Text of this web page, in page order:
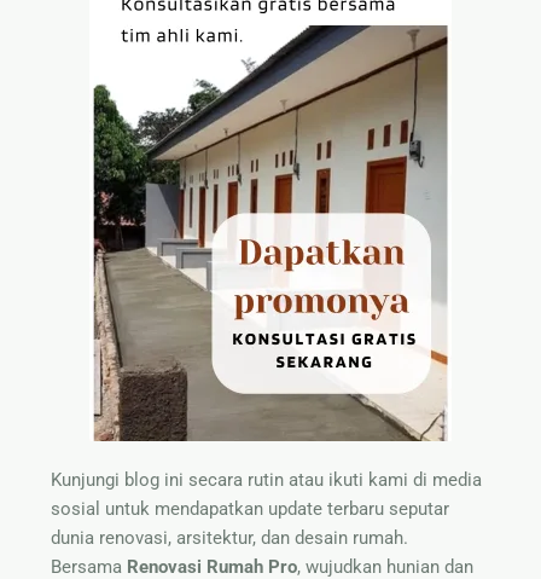
Kunjungi blog ini secara rutin atau ikuti kami di media
sosial untuk mendapatkan update terbaru seputar
dunia renovasi, arsitektur, dan desain rumah.
Bersama Renovasi Rumah Pro, wujudkan hunian dan